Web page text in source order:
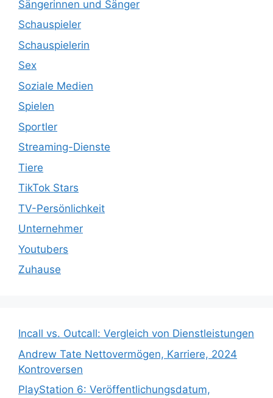
Sängerinnen und Sänger
Schauspieler
Schauspielerin
Sex
Soziale Medien
Spielen
Sportler
Streaming-Dienste
Tiere
TikTok Stars
TV-Persönlichkeit
Unternehmer
Youtubers
Zuhause
Incall vs. Outcall: Vergleich von Dienstleistungen
Andrew Tate Nettovermögen, Karriere, 2024
Kontroversen
PlayStation 6: Veröffentlichungsdatum,